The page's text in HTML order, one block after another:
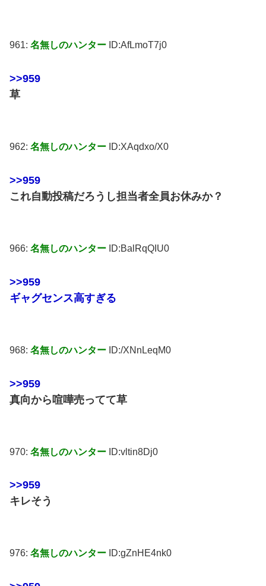
961: 名無しのハンター ID:AfLmoT7j0
>>959
草
962: 名無しのハンター ID:XAqdxo/X0
>>959
これ自動投稿だろうし担当者全員お休みか？
966: 名無しのハンター ID:BalRqQIU0
>>959
ギャグセンス高すぎる
968: 名無しのハンター ID:/XNnLeqM0
>>959
真向から喧嘩売ってて草
970: 名無しのハンター ID:vltin8Dj0
>>959
キレそう
976: 名無しのハンター ID:gZnHE4nk0